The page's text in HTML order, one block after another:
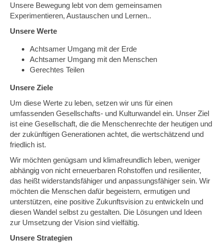
Unsere Bewegung lebt von dem gemeinsamen
Experimentieren, Austauschen und Lernen..
Unsere Werte
Achtsamer Umgang mit der Erde
Achtsamer Umgang mit den Menschen
Gerechtes Teilen
Unsere Ziele
Um diese Werte zu leben, setzen wir uns für einen
umfassenden Gesellschafts- und Kulturwandel ein. Unser Ziel
ist eine Gesellschaft, die die Menschenrechte der heutigen und
der zukünftigen Generationen achtet, die wertschätzend und
friedlich ist.
Wir möchten genügsam und klimafreundlich leben, weniger
abhängig von nicht erneuerbaren Rohstoffen und resilienter,
das heißt widerstandsfähiger und anpassungsfähiger sein. Wir
möchten die Menschen dafür begeistern, ermutigen und
unterstützen, eine positive Zukunftsvision zu entwickeln und
diesen Wandel selbst zu gestalten. Die Lösungen und Ideen
zur Umsetzung der Vision sind vielfältig.
Unsere Strategien